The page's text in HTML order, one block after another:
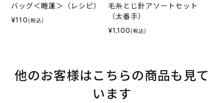
バッグ＜睡蓮＞（レシピ）
¥110 (税込)
毛糸とじ針アソートセット
（太番手）
¥1,100 (税込)
他のお客様はこちらの商品も見て
います